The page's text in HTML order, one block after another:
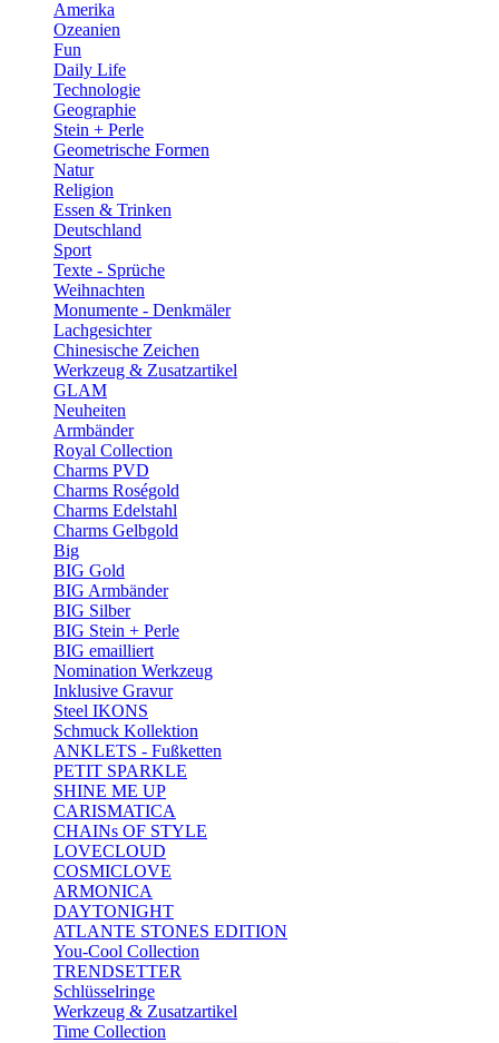
Amerika
Ozeanien
Fun
Daily Life
Technologie
Geographie
Stein + Perle
Geometrische Formen
Natur
Religion
Essen & Trinken
Deutschland
Sport
Texte - Sprüche
Weihnachten
Monumente - Denkmäler
Lachgesichter
Chinesische Zeichen
Werkzeug & Zusatzartikel
GLAM
Neuheiten
Armbänder
Royal Collection
Charms PVD
Charms Roségold
Charms Edelstahl
Charms Gelbgold
Big
BIG Gold
BIG Armbänder
BIG Silber
BIG Stein + Perle
BIG emailliert
Nomination Werkzeug
Inklusive Gravur
Steel IKONS
Schmuck Kollektion
ANKLETS - Fußketten
PETIT SPARKLE
SHINE ME UP
CARISMATICA
CHAINs OF STYLE
LOVECLOUD
COSMICLOVE
ARMONICA
DAYTONIGHT
ATLANTE STONES EDITION
You-Cool Collection
TRENDSETTER
Schlüsselringe
Werkzeug & Zusatzartikel
Time Collection